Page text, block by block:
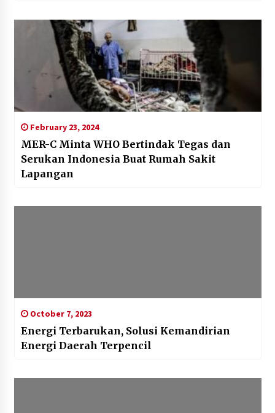
February 23, 2024
MER-C Minta WHO Bertindak Tegas dan
Serukan Indonesia Buat Rumah Sakit
Lapangan
October 7, 2023
Energi Terbarukan, Solusi Kemandirian
Energi Daerah Terpencil